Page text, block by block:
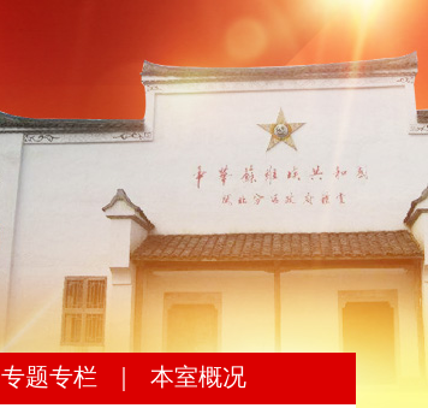
专题专栏 本室概况